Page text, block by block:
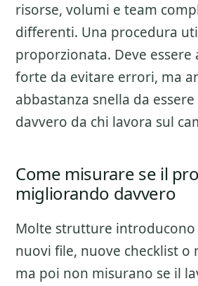
risorse, volumi e team
differenti. Una procedura
proporzionata. Deve essere
forte da evitare errori, ma
abbastanza snella da
davvero da chi lavora sul
Come misurare se il
migliorando davvero
Molte strutture introducono
nuovi file, nuove checklist o
ma poi non misurano se il